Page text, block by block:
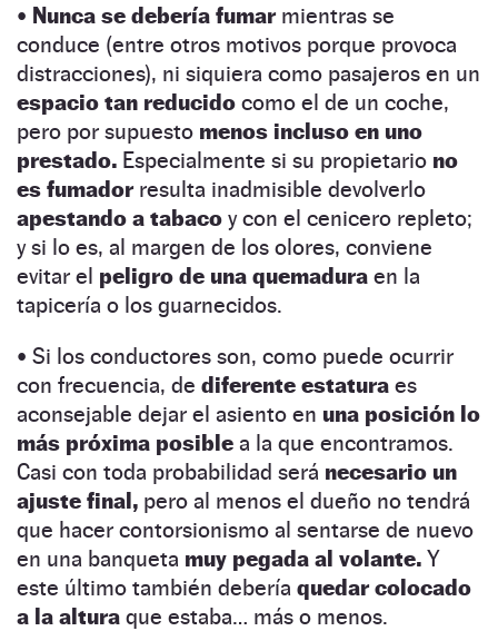
• Nunca se debería fumarmientras se
conduce (entre otros motivos porque provoca
distracciones), ni siquiera como pasajeros en un
espacio tan reducido como el de un coche,
pero por supuesto menos incluso en uno
prestado. Especialmente si su propietario no
es fumadorresulta inadmisible devolverlo
apestando a tabaco y con el cenicero repleto;
y si lo es, al margen de los olores, conviene
evitar el peligro de una quemadura en la
tapicería o los guarnecidos.
• Si los conductores son, como puede ocurrir
con frecuencia, de diferente estatura es
aconsejable dejar el asiento en una posición lo
más próxima posible a la que encontramos.
Casi con toda probabilidad será necesario un
ajuste final, pero al menos el dueño no tendrá
que hacer contorsionismo al sentarse de nuevo
en una banqueta muy pegada al volante. Y
este último también debería quedar colocado
a la altura que estaba… más o menos.